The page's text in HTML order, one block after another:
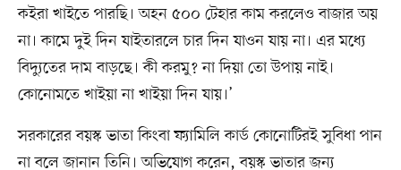
কইরা খাইতে পারছি। অহন ৫০০ টেহার কাম করলেও বাজার অয়
না। কামে দুই দিন যাইতারলে চার দিন যাওন যায় না। এর মধ্যে
বিদ্যুতের দাম বাড়ছে। কী করমু? না দিয়া তো উপায় নাই।
কোনোমতে খাইয়া না খাইয়া দিন যায়।’
সরকারের বয়স্ক ভাতা কিংবা ফ্যামিলি কার্ড কোনোটিরই সুবিধা পান
না বলে জানান তিনি। অভিযোগ করেন, বয়স্ক ভাতার জন্য